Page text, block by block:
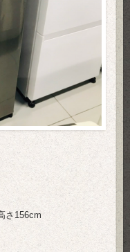
さ156cm